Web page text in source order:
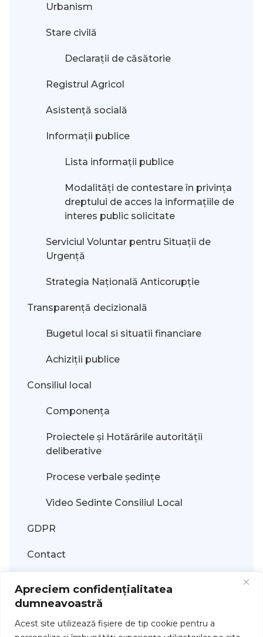
Apreciem confidențialitatea
dumneavoastră
Acest site utilizează fişiere de tip cookie pentru a
Urbanism
Stare civilă
Declarații de căsătorie
Registrul Agricol
Asistență socială
Informații publice
Lista informații publice
Modalităţi de contestare în privinţa
dreptului de acces la informaţiile de
interes public solicitate
Serviciul Voluntar pentru Situații de
Urgență
Strategia Națională Anticorupție
Transparență decizională
Bugetul local si situatii financiare
Achiziții publice
Consiliul local
Componența
Proiectele și Hotărârile autorității
deliberative
Procese verbale ședințe
Video Sedinte Consiliul Local
GDPR
Contact